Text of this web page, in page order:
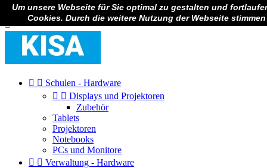
Um unsere Webseite für Sie optimal zu gestalten und
Cookies. Durch die weitere Nutzung der Webseite
Anmelden

  Schulen - Hardware
  Displays und Projektoren
Zubehör
Tablets
Projektoren
Notebooks
PCs und Monitore
  Verwaltung - Hardware